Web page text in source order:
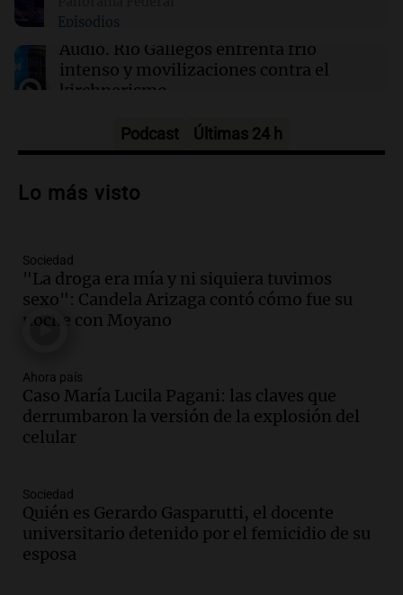
Episodios
Audio. Río Gallegos enfrenta frío
intenso y movilizaciones contra el
kirchnerismo
Audio.Debate en el Senado sobre
la soberanía digital en Argentina
Audio.
de semana helado y ciudadanos
marchan contra reforma de tierras
Panorama Federal
Audio.
El "Mono" de Kapanga
adelantó su show en Rosario.
Viva la Radio Rosario
Episodios
en suspenso a hombre por simular robo
de recaudación en San Luis
Panorama Federal
Episodios
Podcast Últimas 24 h
Lo más visto
Sociedad
"La droga era mía y ni siquiera tuvimos
sexo": Candela Arizaga contó cómo fue su
noche con Moyano
Ahora país
Caso María Lucila Pagani: las claves que
derrumbaron la versión de la explosión del
celular
Sociedad
Quién es Gerardo Gasparutti, el docente
universitario detenido por el femicidio de su
esposa